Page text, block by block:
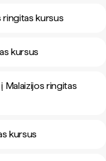
ringitas kursus
kursus
Malaizijos ringitas
kursus